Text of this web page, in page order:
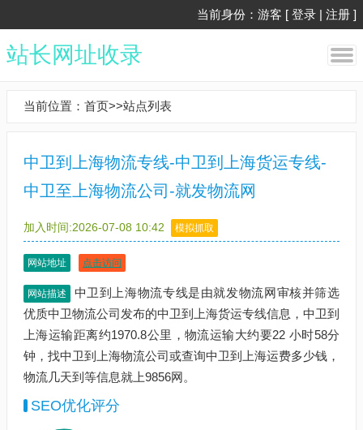
当前身份：游客 [ 登录 | 注册 ]
站长网址收录
当前位置： 首页>>站点列表
中卫到上海物流专线-中卫到上海货运专线-
中卫至上海物流公司-就发物流网
加入时间:2026-07-08 10:42 模拟抓取
网站地址 点击访问
网站描述
中卫到上海物流专线是由就发物流网审核并筛选
优质中卫物流公司发布的中卫到上海货运专线信息，中卫到
上海运输距离约1970.8公里，物流运输大约要22 小时58分
钟，找中卫到上海物流公司或查询中卫到上海运费多少钱，
物流几天到等信息就上9856网。
SEO优化评分